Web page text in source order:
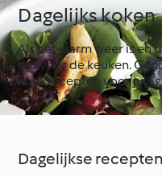
Dagelijks koken
Als het warm weer is en
tijd voor de keuken.
kookrecepten voor juli,
Dagelijkse